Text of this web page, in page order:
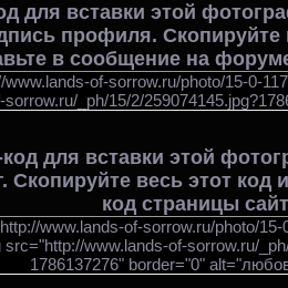
для вставки этой
профиля. Скопируйте
в сообщение на
www.lands-of-sorrow.ru/photo/15-0-
sorrow.ru/_ph/15/2/
для вставки этой
. Скопируйте весь этот код
код страницы
www.lands-of-sorrow.ru/photo/
src="http://www.lands-of-sorrow.ru/
1786137276" border="0"